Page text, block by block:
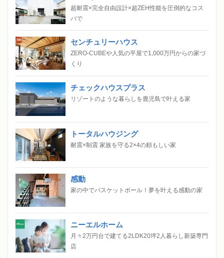
超耐震×完全自由設計×超ZEH性能を圧倒的なコス
パで
センチュリーハウス
ZERO-CUBEや人気の平屋で1,000万円からの家づ
くり
チェックハウスプラス
リゾートのような暮らしを鹿児島で叶える家
トータルハウジング
耐震×制震 家族を守る2×4の頼もしい家
感動
家の中でバスケットボール！夢を叶える感動の家
ニーエルホーム
月々2万円台で建てる2LDK20坪2人暮らし新築専門
店